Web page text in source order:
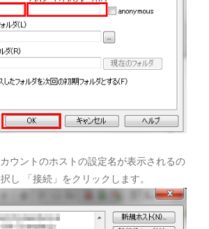
ウントのホストの設定名が表示されるの
し 「接続」をクリックします。